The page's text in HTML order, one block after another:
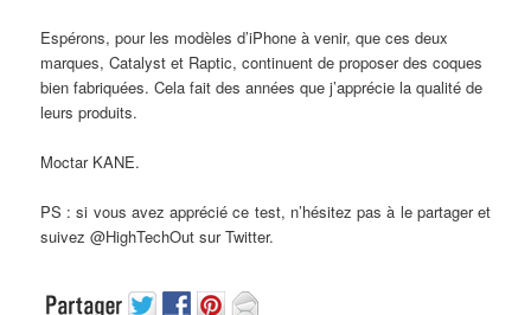
Espérons, pour les modèles d’iPhone à venir, que ces deux
marques, Catalyst et Raptic, continuent de proposer des coques
bien fabriquées. Cela fait des années que j’apprécie la qualité de
leurs produits.
Moctar KANE.
PS : si vous avez apprécié ce test, n’hésitez pas à le partager et
suivez @HighTechOut sur Twitter.